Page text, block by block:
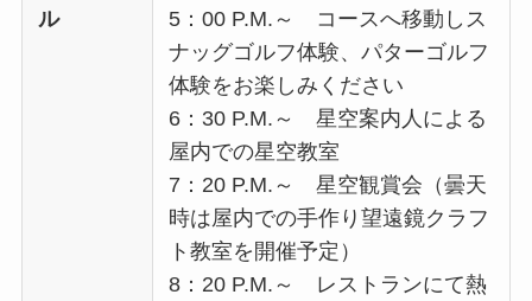
ル
5：00 P.M.～ コースへ移動しス
ナッグゴルフ体験、パターゴルフ
体験をお楽しみください
6：30 P.M.～ 星空案内人による
屋内での星空教室
7：20 P.M.～ 星空観賞会（曇天
時は屋内での手作り望遠鏡クラフ
ト教室を開催予定）
8：20 P.M.～ レストランにて熱